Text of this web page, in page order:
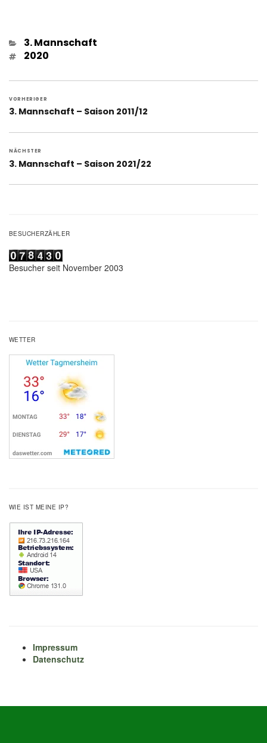
Kategorien
3. Mannschaft
Schlagwörter
2020
Beitragsnavigation
VORHERIGER
Vorheriger
3. Mannschaft – Saison 2011/12
NÄCHSTER
Nächster
3. Mannschaft – Saison 2021/22
BESUCHERZÄHLER
Besucher seit November 2003
WETTER
WIE IST MEINE IP?
Impressum
Datenschutz